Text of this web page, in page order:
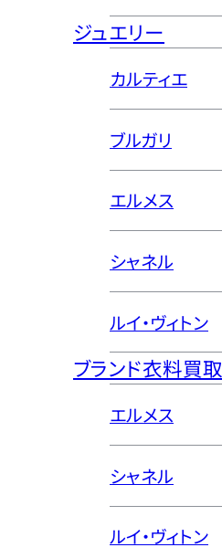
ジュエリー
カルティエ
ブルガリ
エルメス
シャネル
ルイ・ヴィトン
ブランド衣料買取
エルメス
シャネル
ルイ・ヴィトン